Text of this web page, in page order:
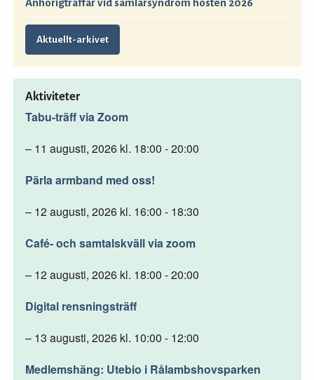
Anhörigträffar vid samlarsyndrom hösten 2026
Aktuellt-arkivet
Aktiviteter
Tabu-träff via Zoom
– 11 augusti, 2026 kl. 18:00 - 20:00
Pärla armband med oss!
– 12 augusti, 2026 kl. 16:00 - 18:30
Café- och samtalskväll via zoom
– 12 augusti, 2026 kl. 18:00 - 20:00
Digital rensningsträff
– 13 augusti, 2026 kl. 10:00 - 12:00
Medlemshäng: Utebio i Rålambshovsparken